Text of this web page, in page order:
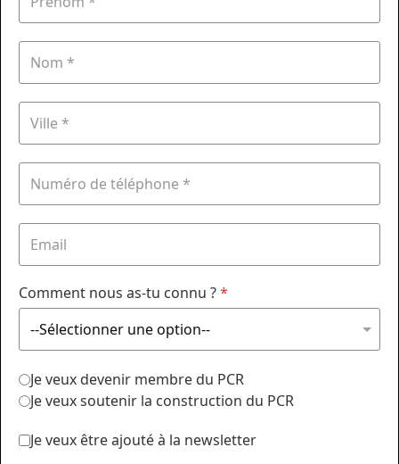
Comment nous as-tu connu ?*
Je veux devenir membre du PCR
Je veux soutenir la construction du PCR
Je veux être ajouté à la newsletter